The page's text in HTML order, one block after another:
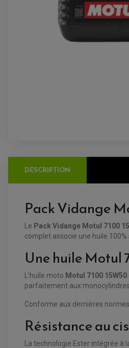
DESCRIPTION
Pack Vidange
Le Pack Vidange Motul 7100
complet associe une huile
Une huile Motul
L’huile moto Motul 7100 15W50
parfaitement aux
Conforme aux dernières
Résistance au
La technologie Ester intégrée